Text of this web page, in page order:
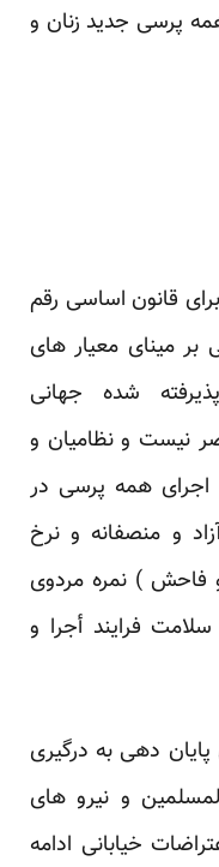
پرسی جدید زنان و
۳۹ درصد برای قانون اساسی رقم
مینای معیار های
شده جهانی
نیست و نظامیان و
همه پرسی در
و منصفانه و نرخ
فاحش ) نمره مردوی
فرایند أجرا و
دهی به درگیری
و نیرو های
خیابانی ادامه